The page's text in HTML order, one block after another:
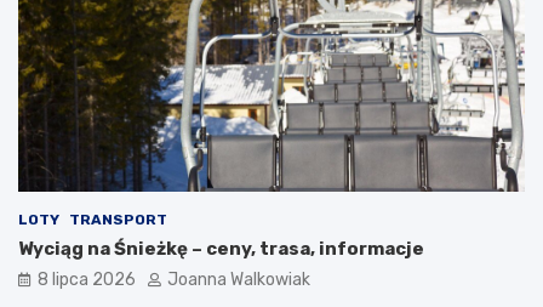
LOTY TRANSPORT
Wyciąg na Śnieżkę – ceny, trasa, informacje
8 lipca 2026 Joanna Walkowiak